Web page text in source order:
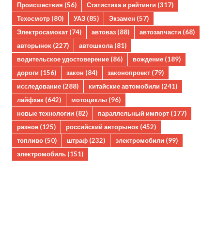
Происшествия (56) Статистика и рейтинги (317)
Техосмотр (80) УАЗ (85) Экзамен (57)
Электросамокат (74) автоваз (88) автозапчасти (68)
авторынок (227) автошкола(81)
водительское удостоверение (86) вождение (189)
дороги (156) закон (84) законопроект (79)
исследование (288) китайские автомобили (241)
лайфхак (642) мотоциклы (96)
новые технологии (82) параллельный импорт (177)
разное (125) российский авторынок (452)
топливо (50) штраф (232) электромобили (99)
электромобиль (151)